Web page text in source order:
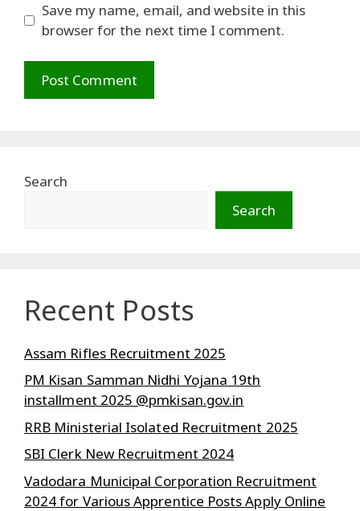
Save my name, email, and website in this
browser for the next time I comment.
Search
Search
Recent Posts
Assam Rifles Recruitment 2025
PM Kisan Samman Nidhi Yojana 19th
installment 2025 @pmkisan.gov.in
RRB Ministerial Isolated Recruitment 2025
SBI Clerk New Recruitment 2024
Vadodara Municipal Corporation Recruitment
2024 for Various Apprentice Posts Apply Online